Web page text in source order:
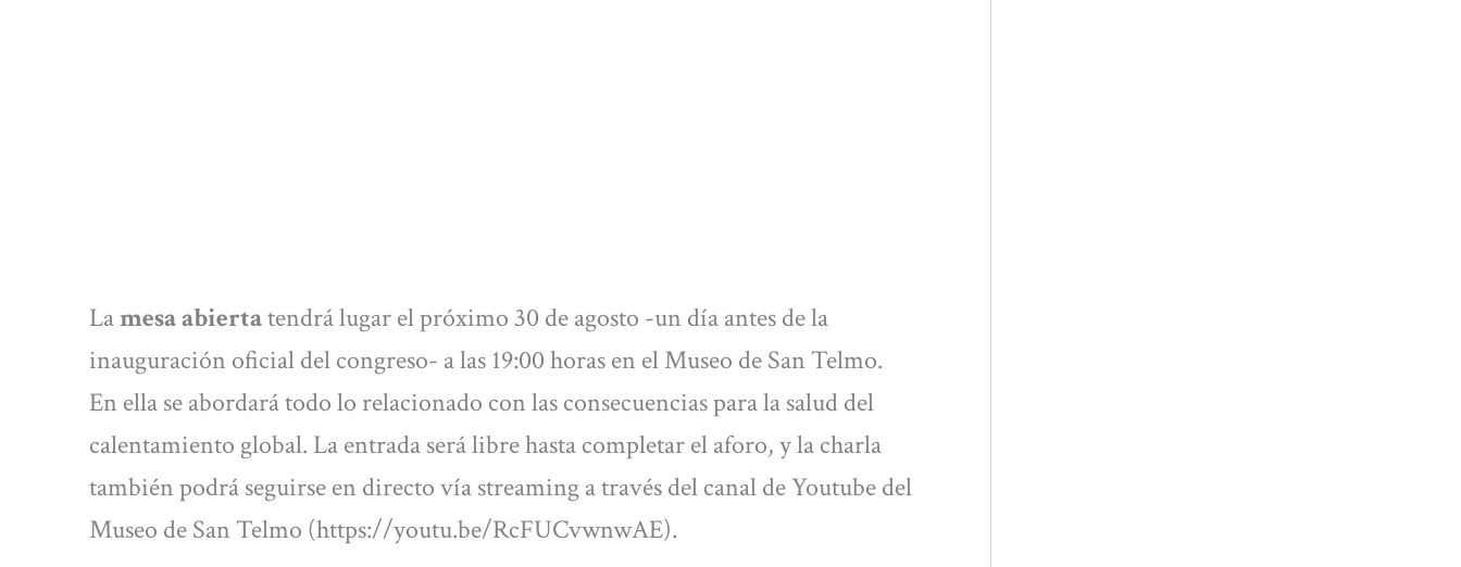
Lamesa abiertatendrá lugar el próximo 30 de agosto -un día antes de la
inauguración oficial del congreso- a las 19:00 horas en el Museo de San Telmo.
En ella se abordará todo lo relacionado con las consecuencias para la salud del
calentamiento global. La entrada será libre hasta completar el aforo, y la charla
también podrá seguirse en directo vía streaming a través del canal de Youtube del
Museo de San Telmo (https://youtu.be/RcFUCvwnwAE).